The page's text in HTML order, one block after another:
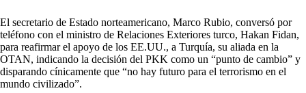
El secretario de Estado norteamericano, Marco Rubio, conversó por
teléfono con el ministro de Relaciones Exteriores turco, Hakan Fidan,
para reafirmar el apoyo de los EE.UU., a Turquía, su aliada en la
OTAN, indicando la decisión del PKK como un “punto de cambio” y
disparando cínicamente que “no hay futuro para el terrorismo en el
mundo civilizado”.